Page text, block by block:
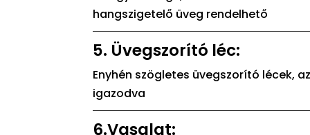
hangszigetelő üveg rendelhető
5. Üvegszorító léc:
Enyhén szögletes üvegszorító lécek,
igazodva
6.Vasalat: